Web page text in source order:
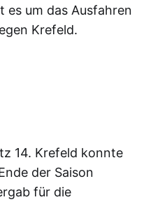
es um das Ausfahren
Krefeld.
14. Krefeld konnte
der Saison
für die